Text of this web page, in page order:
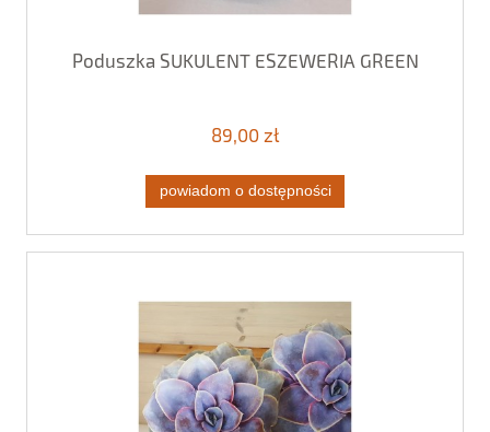
Poduszka SUKULENT ESZEWERIA GREEN
89,00 zł
powiadom o dostępności